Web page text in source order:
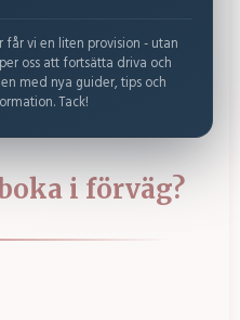
vi en liten provision - utan
oss att fortsätta driva och
med nya guider, tips och
Tack!
i förväg?